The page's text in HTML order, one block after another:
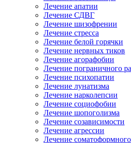
Лечение апатии
Лечение СДВГ
Лечение шизофрении
Лечение стресса
Лечение белой горячки
Лечение нервных тиков
Лечение агорафобии
Лечение пограничного
Лечение психопатии
Лечение лунатизма
Лечение нарколепсии
Лечение социофобии
Лечение шопоголизма
Лечение созависимости
Лечение агрессии
Лечение соматоформного